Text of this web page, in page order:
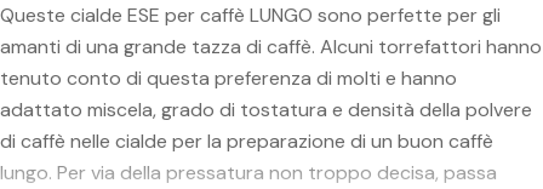
Queste cialde ESE per caffè LUNGO sono perfette per gli
amanti di una grande tazza di caffè. Alcuni torrefattori hanno
tenuto conto di questa preferenza di molti e hanno
adattato miscela, grado di tostatura e densità della polvere
di caffè nelle cialde per la preparazione di un buon caffè
lungo. Per via della pressatura non troppo decisa, passa